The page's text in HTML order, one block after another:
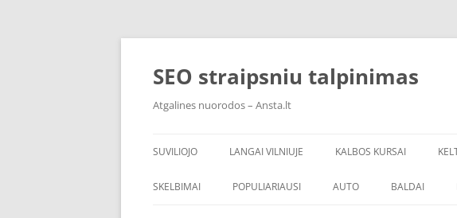
Skip
SEO straipsniu talpinimas
Atgalines nuorodos – Ansta.lt
SUVILIOJO LANGAI VILNIUJE KALBOS KURSAI
SKELBIMAI POPULIARIAUSI AUTO BALDAI